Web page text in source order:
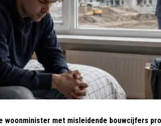
woonminister met misleidende bouwcijfers